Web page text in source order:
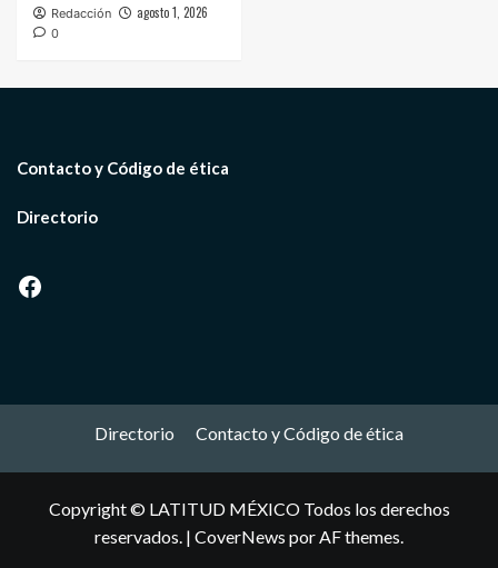
Redacción agosto 1, 2026
0
Contacto y Código de ética
Directorio
Facebook
Directorio Contacto y Código de ética
Copyright © LATITUD MÉXICO Todos los derechos
reservados. | CoverNews por AF themes.